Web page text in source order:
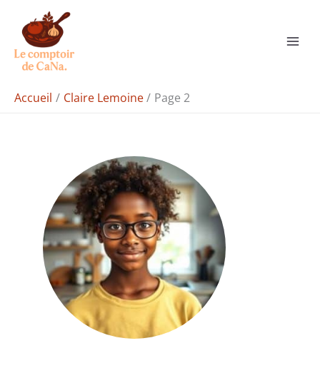
contenu
Accueil Claire Lemoine Page 2